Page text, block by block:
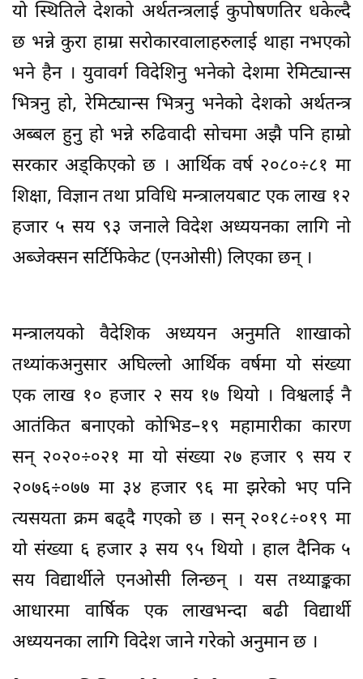
यो स्थितिले देशको अर्थतन्त्रलाई कुपोषणतिर धकेल्दै
छ भन्ने कुरा हाम्रा सरोकारवालाहरुलाई थाहा नभएको
भने हैन । युवावर्ग विदेशिनु भनेको देशमा रेमिट्यान्स
भित्रनु हो, रेमिट्यान्स भित्रनु भनेको देशको अर्थतन्त्र
अब्बल हुनु हो भन्ने रुढिवादी सोचमा अझै पनि हाम्रो
सरकार अड्किएको छ । आर्थिक वर्ष २०८०÷८१ मा
शिक्षा, विज्ञान तथा प्रविधि मन्त्रालयबाट एक लाख १२
हजार ५ सय ९३ जनाले विदेश अध्ययनका लागि नो
अब्जेक्सन सर्टिफिकेट (एनओसी) लिएका छन् ।
मन्त्रालयको वैदेशिक अध्ययन अनुमति शाखाको
तथ्यांकअनुसार अघिल्लो आर्थिक वर्षमा यो संख्या
एक लाख १० हजार २ सय १७ थियो । विश्वलाई नै
आतंकित बनाएको कोभिड–१९ महामारीका कारण
सन् २०२०÷०२१ मा यो संख्या २७ हजार ९ सय र
२०७६÷०७७ मा ३४ हजार ९६ मा झरेको भए पनि
त्यसयता क्रम बढ्दै गएको छ । सन् २०१८÷०१९ मा
यो संख्या ६ हजार ३ सय ९५ थियो । हाल दैनिक ५
सय विद्यार्थीले एनओसी लिन्छन् । यस तथ्याङ्कका
आधारमा वार्षिक एक लाखभन्दा बढी विद्यार्थी
अध्ययनका लागि विदेश जाने गरेको अनुमान छ ।